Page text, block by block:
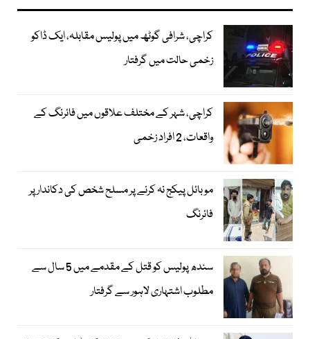
کراچی، شرافی گوٹھ میں پولیس مقابلہ، ایک ڈاکو
زخمی حالت میں گرفتار
کراچی، شہر کے مختلف علاقوں میں فائرنگ کے
واقعات، 2 افراد زخمی
موبائل پیکج نہ کرنے پر مسلح شخص کی دکاندار پر
فائرنگ
سندھ پولیس کو قتل کے مقدمے میں 5 سال سے
مطلوب اشتہاری لاہور سے گرفتار